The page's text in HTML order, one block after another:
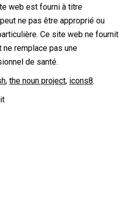
web est fourni à titre
ne pas être approprié ou
Ce site web ne fournit
remplace pas une
de santé.
, the noun project, icons8.